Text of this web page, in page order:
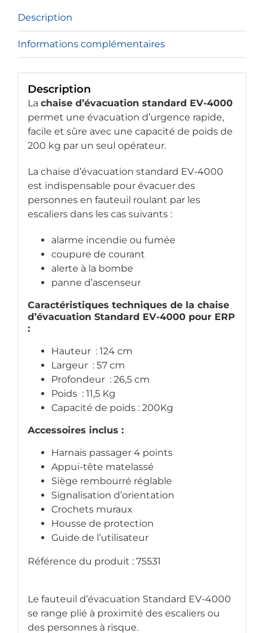
Description
Informations complémentaires
Description
La chaise d’évacuation standard EV-4000
permet une évacuation d’urgence rapide,
facile et sûre avec une capacité de poids de
200 kg par un seul opérateur.
La chaise d’évacuation standard EV-4000
est indispensable pour évacuer des
personnes en fauteuil roulant par les
escaliers dans les cas suivants :
alarme incendie ou fumée
coupure de courant
alerte à la bombe
panne d’ascenseur
Caractéristiques techniques de la chaise
d’évacuation Standard EV-4000 pour ERP
:
Hauteur : 124 cm
Largeur : 57 cm
Profondeur : 26,5 cm
Poids : 11,5 Kg
Capacité de poids : 200Kg
Accessoires inclus :
Harnais passager 4 points
Appui-tête matelassé
Siège rembourré réglable
Signalisation d’orientation
Crochets muraux
Housse de protection
Guide de l’utilisateur
Référence du produit : 75531
Le fauteuil d’évacuation Standard EV-4000
se range plié à proximité des escaliers ou
des personnes à risque.